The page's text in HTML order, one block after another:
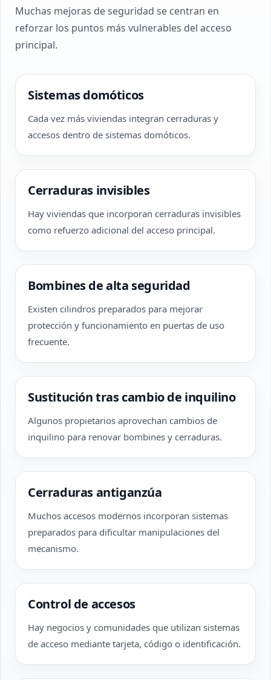
Muchas mejoras de seguridad se centran en
reforzar los puntos más vulnerables del acceso
principal.
Sistemas domóticos
Cada vez más viviendas integran cerraduras y
accesos dentro de sistemas domóticos.
Cerraduras invisibles
Hay viviendas que incorporan cerraduras invisibles
como refuerzo adicional del acceso principal.
Bombines de alta seguridad
Existen cilindros preparados para mejorar
protección y funcionamiento en puertas de uso
frecuente.
Sustitución tras cambio de inquilino
Algunos propietarios aprovechan cambios de
inquilino para renovar bombines y cerraduras.
Cerraduras antiganzúa
Muchos accesos modernos incorporan sistemas
preparados para dificultar manipulaciones del
mecanismo.
Control de accesos
Hay negocios y comunidades que utilizan sistemas
de acceso mediante tarjeta, código o identificación.